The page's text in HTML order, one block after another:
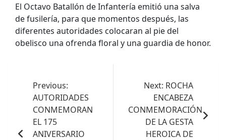
El Octavo Batallón de Infantería emitió una salva
de fusilería, para que momentos después, las
diferentes autoridades colocaran al pie del
obelisco una ofrenda floral y una guardia de honor.
entradas
Previous:
AUTORIDADES
CONMEMORAN
EL 175
ANIVERSARIO
Next: ROCHA
ENCABEZA
CONMEMORACIÓN
DE LA GESTA
HEROICA DE